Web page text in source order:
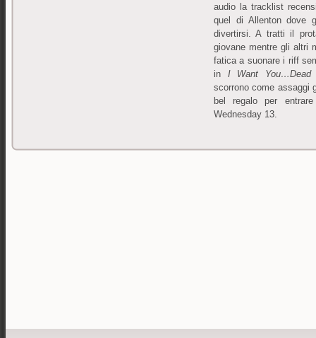
audio la tracklist
quel di Allenton dove
divertirsi. A tratti il
giovane mentre gli altri
fatica a suonare i riff
in I Want You…Dead
scorrono come assaggi
bel regalo per
Wednesday 13.